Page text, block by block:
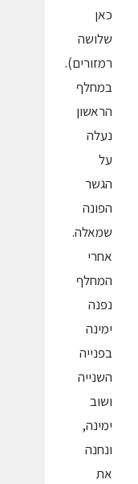
כאן
שלושה
רמזורים).
במחלף
הראשון
נעלה
על
הגשר
הפונה
שמאלה.
אחרי
המחלף
נפנה
ימינה
בפנייה
השנייה
ושוב
ימינה,
ונחנה
את